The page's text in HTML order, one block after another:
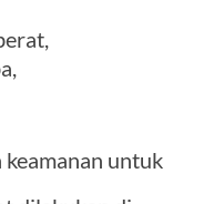
keamanan untuk